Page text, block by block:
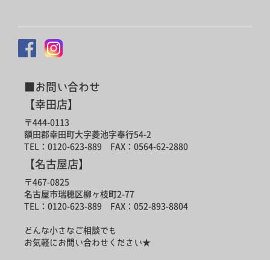
■お問い合わせ
【幸田店】
〒444-0113
額田郡幸田町大字菱池字奉行54-2
TEL：0120-623-889 FAX：0564-62-2880
【名古屋店】
〒467-0825
名古屋市瑞穂区柳ヶ枝町2-77
TEL：0120-623-889 FAX：052-893-8804
どんな小さなご相談でも
お気軽にお問い合わせください★